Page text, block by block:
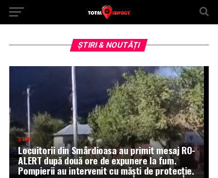
ȘTIRI & NOUTĂȚI
Cel mai tânăr primar din România nu vrea să
facă economie stingând lumina în sate. „Avem
localități în care mai locuiesc doar bătrâni, nu
îi voi lăsa în întuneric, orice s-ar decide la
București”.
ȘTIRI
Locuitorii din Smârdioasa au primit mesaj RO-
ALERT după două ore de expunere la fum.
Pompierii au intervenit cu măști de protecție.